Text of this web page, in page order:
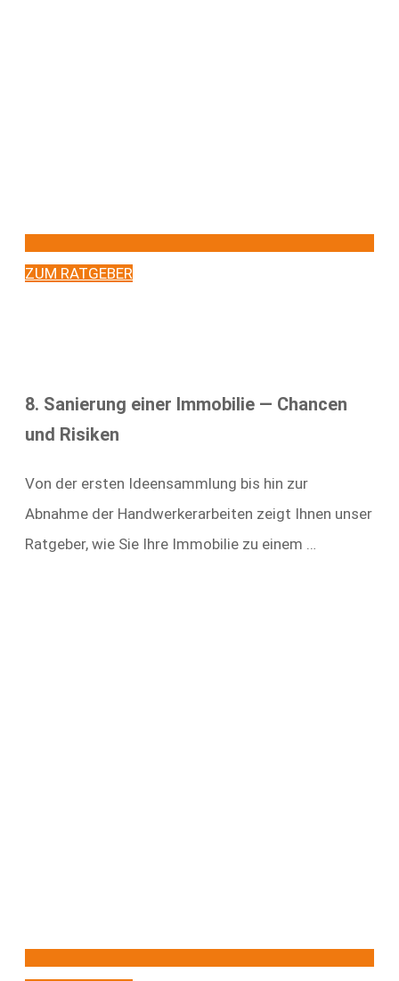
ZUM RATGEBER
8. Sanierung einer Immobilie — Chancen
und Risiken
Von der ersten Ideensammlung bis hin zur
Abnahme der Handwerkerarbeiten zeigt Ihnen unser
Ratgeber, wie Sie Ihre Immobilie zu einem …